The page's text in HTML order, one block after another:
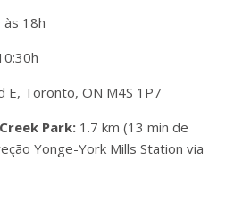
às 18h
E, Toronto, ON M4S 1P7
Park: 1.7 km (13 min de
Yonge-York Mills Station via